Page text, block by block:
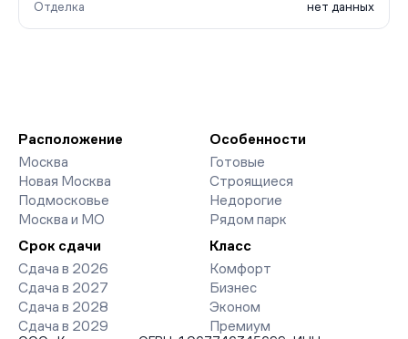
Отделка
нет данных
Расположение
Москва
Новая Москва
Подмосковье
Москва и МО
Особенности
Готовые
Строящиеся
Недорогие
Рядом парк
Срок сдачи
Сдача в 2026
Сдача в 2027
Сдача в 2028
Сдача в 2029
Класс
Комфорт
Бизнес
Эконом
Премиум